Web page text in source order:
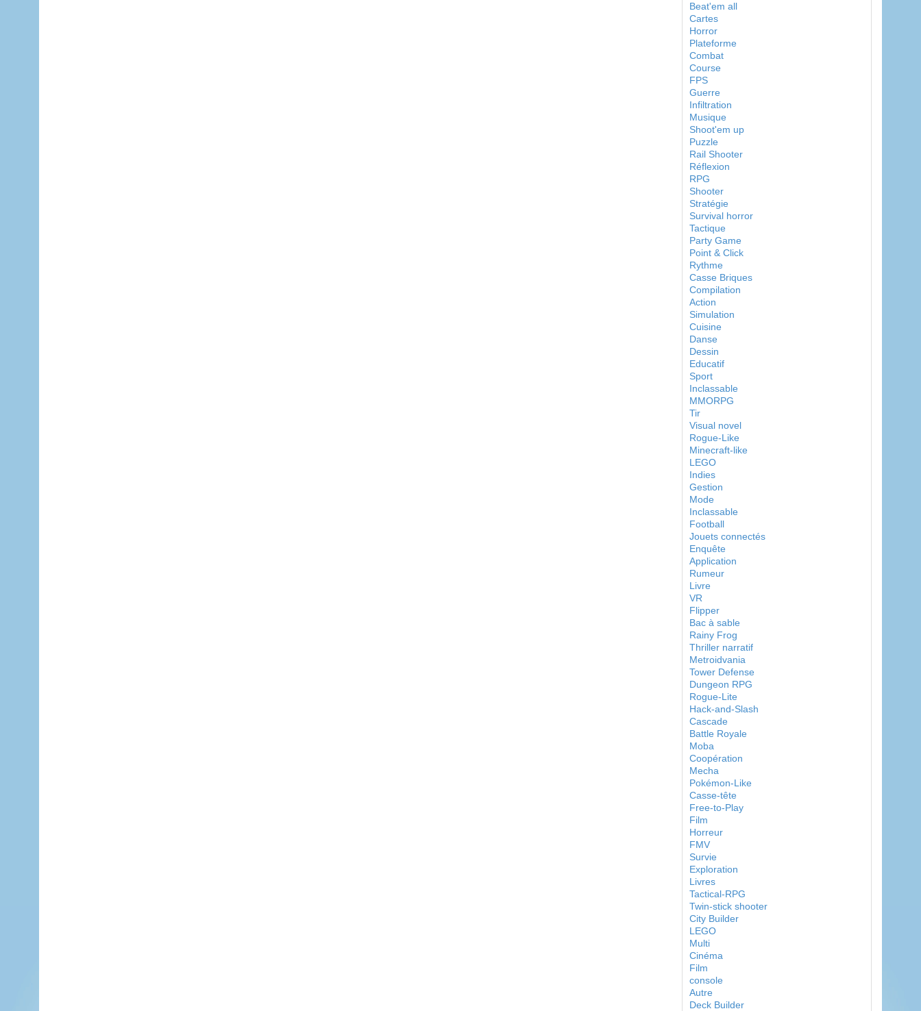
Beat'em all
Cartes
Horror
Plateforme
Combat
Course
FPS
Guerre
Infiltration
Musique
Shoot'em up
Puzzle
Rail Shooter
Réflexion
RPG
Shooter
Stratégie
Survival horror
Tactique
Party Game
Point & Click
Rythme
Casse Briques
Compilation
Action
Simulation
Cuisine
Danse
Dessin
Educatif
Sport
Inclassable
MMORPG
Tir
Visual novel
Rogue-Like
Minecraft-like
LEGO
Indies
Gestion
Mode
Inclassable
Football
Jouets connectés
Enquête
Application
Rumeur
Livre
VR
Flipper
Bac à sable
Rainy Frog
Thriller narratif
Metroidvania
Tower Defense
Dungeon RPG
Rogue-Lite
Hack-and-Slash
Cascade
Battle Royale
Moba
Coopération
Mecha
Pokémon-Like
Casse-tête
Free-to-Play
Film
Horreur
FMV
Survie
Exploration
Livres
Tactical-RPG
Twin-stick shooter
City Builder
LEGO
Multi
Cinéma
Film
console
Autre
Deck Builder